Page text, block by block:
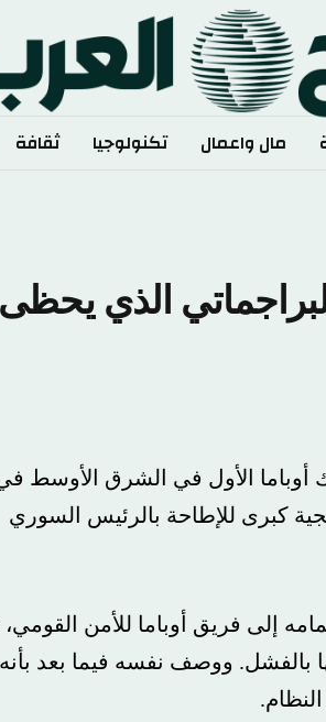
واعمال تكنولوجيا ثقافة رياضة
الذي يحظى
الأول في الشرق الأوسط في عام
كبرى للإطاحة بالرئيس السوري
فريق أوباما للأمن القومي، قرر
ووصف نفسه فيما بعد بأنه أحد